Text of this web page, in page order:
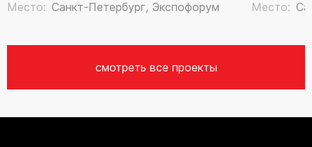
Место: Санкт-Петербург, Экспофорум
Место:
смотреть все проекты